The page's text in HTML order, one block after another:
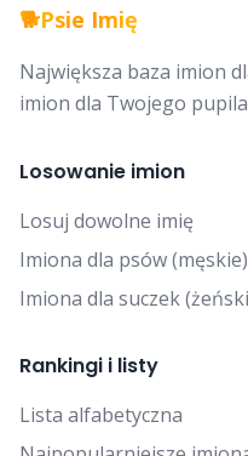
🐕Psie Imię
Największa baza imion
imion dla Twojego
Losowanie imion
Losuj dowolne imię
Imiona dla psów (męskie)
Imiona dla suczek
Rankingi i listy
Lista alfabetyczna